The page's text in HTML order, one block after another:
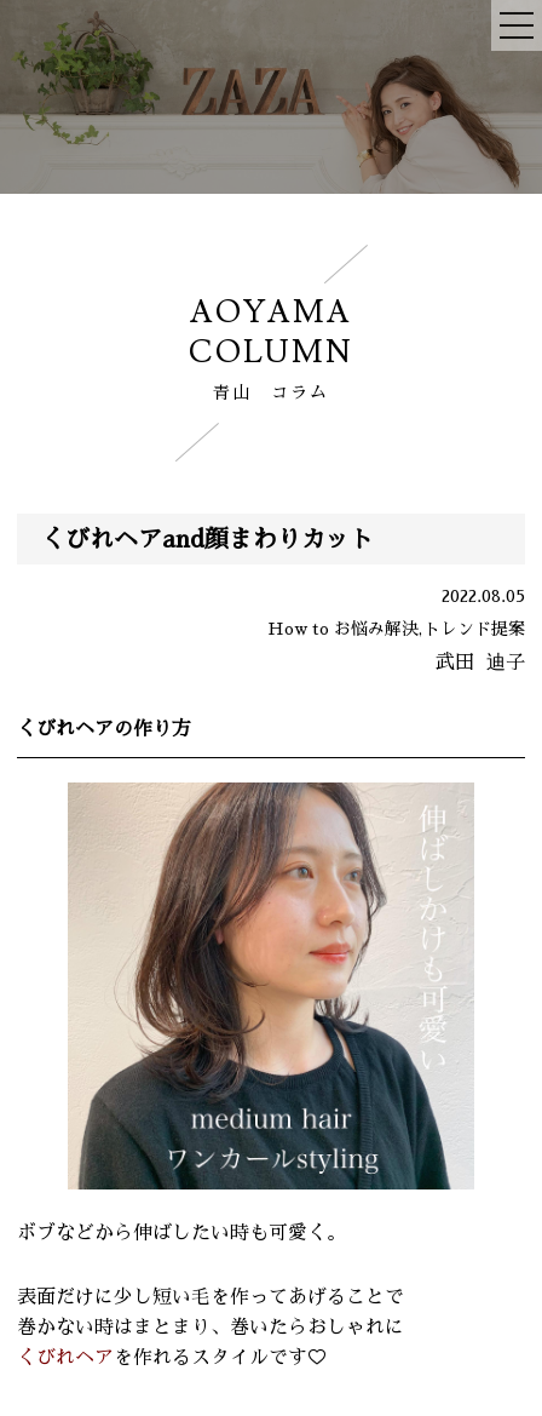
AOYAMA
COLUMN
青山 コラム
くびれヘアand顔まわりカット
2022.08.05
How to お悩み解決,トレンド提案
武田 迪子
くびれヘアの作り方
ボブなどから伸ばしたい時も可愛く。
表面だけに少し短い毛を作ってあげることで
巻かない時はまとまり、巻いたらおしゃれに
くびれヘア を作れるスタイルです♡